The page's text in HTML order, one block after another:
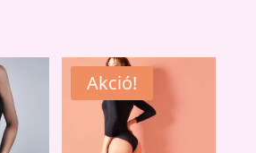
Ft.
2,500 Ft.2,200 Ft.
Akció!